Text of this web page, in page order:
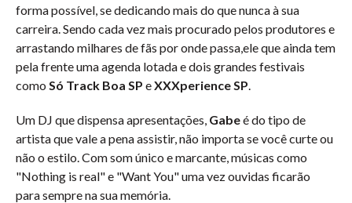
forma possível, se dedicando mais do que nunca à sua
carreira. Sendo cada vez mais procurado pelos produtores e
arrastando milhares de fãs por onde passa,ele que ainda tem
pela frente uma agenda lotada e dois grandes festivais
como Só Track Boa SP eXXXperience SP.
Um DJ que dispensa apresentações, Gabeé do tipo de
artista que vale a pena assistir, não importa se você curte ou
não o estilo. Com som único e marcante, músicas como
"Nothing is real" e "Want You" uma vez ouvidas ficarão
para sempre na sua memória.